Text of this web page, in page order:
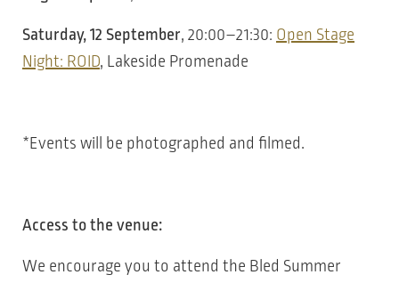
Saturday, 12 September, 20:00–21:30: Open Stage
Night: ROID, Lakeside Promenade
*Events will be photographed and filmed.
Access to the venue:
We encourage you to attend the Bled Summer